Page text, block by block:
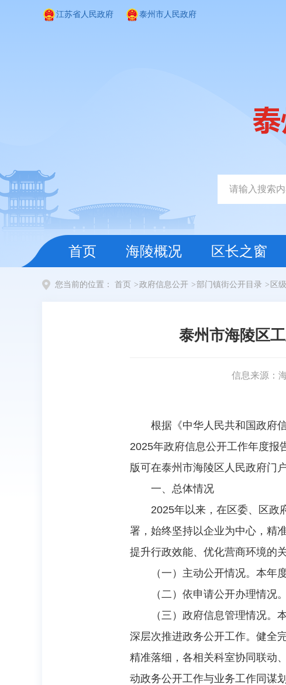
江苏省人民政府 泰州市人民政府
首页 海陵概况 区长之窗
您当前的位置： 首页 >政府信息公开 >部门镇街公开目录 > 区
泰州市海陵区
信息来源：
根据《中华人民共和国政府
2025年政府信息公开工作年度报
版可在泰州市海陵区人民政府门
一、总体情况
2025年以来，在区委、区政
署，始终坚持以企业为中心，精
提升行政效能、优化营商环境的
（一）主动公开情况。本年
（二）依申请公开办理情况
（三）政府信息管理情况。
深层次推进政务公开工作。健全
精准落细，各相关科室协同联动
动政务公开工作与业务工作同谋